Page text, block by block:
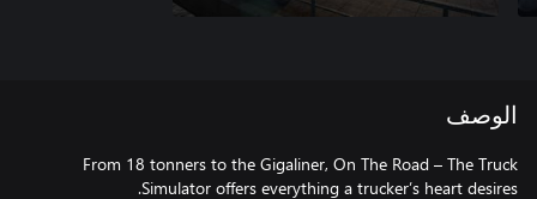
الوصف
From 18 tonners to the Gigaliner, On The Road – The Truck